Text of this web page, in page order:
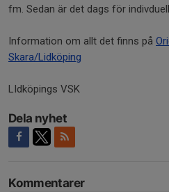
fm. Sedan är det dags för
Information om allt det finns på
Skara/Lidköping
LIdköpings VSK
Dela nyhet
Kommentarer